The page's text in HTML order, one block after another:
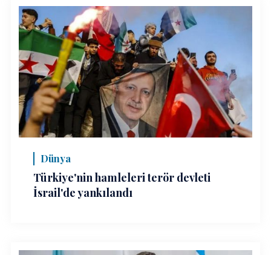
Dünya
Türkiye'nin hamleleri terör devleti
İsrail'de yankılandı